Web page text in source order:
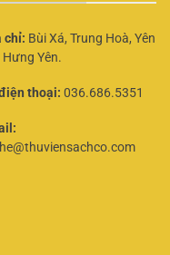
chỉ: Bùi Xá, Trung Hoà, Yên
Hưng Yên.
thoại: 036.686.5351